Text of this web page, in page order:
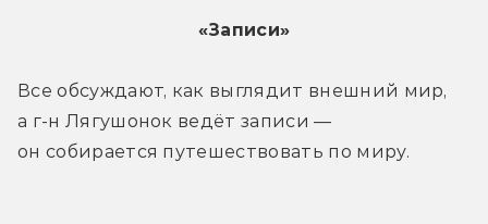
«Записи»
Все обсуждают, как выглядит внешний мир,
а г-н Лягушонок ведёт записи —
он собирается путешествовать по миру.